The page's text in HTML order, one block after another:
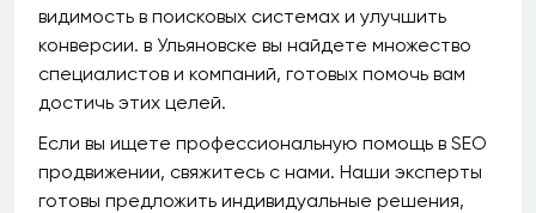
видимость в поисковых системах и улучшить
конверсии. в Ульяновске вы найдете множество
специалистов и компаний, готовых помочь вам
достичь этих целей.
Если вы ищете профессиональную помощь в SEO
продвижении, свяжитесь с нами. Наши эксперты
готовы предложить индивидуальные решения,